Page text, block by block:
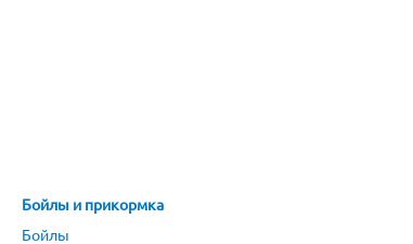
Бойлы и прикормка
Бойлы